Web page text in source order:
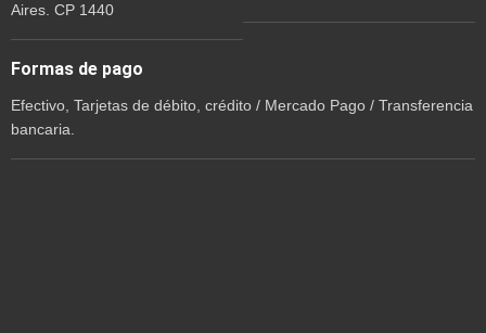
Aires. CP 1440
Formas de pago
Efectivo, Tarjetas de débito, crédito / Mercado Pago / Transferencia
bancaria.